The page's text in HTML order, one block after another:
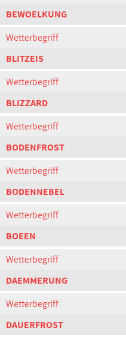
BEWOELKUNG
Wetterbegriff
BLITZEIS
Wetterbegriff
BLIZZARD
Wetterbegriff
BODENFROST
Wetterbegriff
BODENNEBEL
Wetterbegriff
BOEEN
Wetterbegriff
DAEMMERUNG
Wetterbegriff
DAUERFROST